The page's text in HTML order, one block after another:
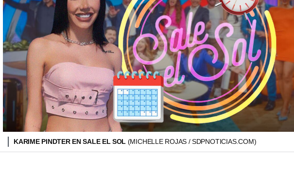
KARIME PINDTER EN SALE EL SOL (MICHELLE ROJAS / SDPNOTICIAS.COM)